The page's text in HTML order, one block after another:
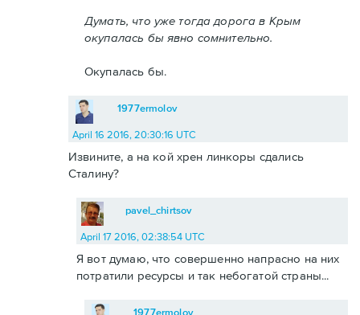
Думать, что уже тогда дорога в Крым
окупалась бы явно сомнительно.
Окупалась бы.
1977ermolov
April 16 2016, 20:30:16 UTC
Извините, а на кой хрен линкоры сдались
Сталину?
pavel_chirtsov
April 17 2016, 02:38:54 UTC
Я вот думаю, что совершенно напрасно на них
потратили ресурсы и так небогатой страны...
1977ermolov